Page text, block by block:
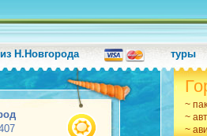
Н.Новгорода туры
~
~
~